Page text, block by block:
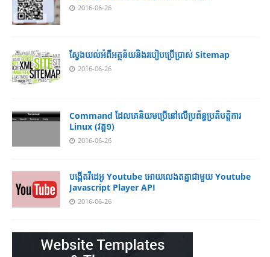
2016-06-26
ស្វែង​យល់​​អំពី​អត្ថន័យ​​និង​របៀប​​ប្រើ​ប្រាស់​ Sitemap
2016-06-26
Command ដែល​​គេ​​និយម​​ប្រើ​​នៅ​លើ​​ប្រព័ន្ធ​​ប្រតិបត្តិការ​
Linux (វគ្គ១)
2016-06-26
បង្កើតវីដេអូ Youtube អោយ​លេងតគ្នាជាមួយ Youtube
Javascript Player API
2016-06-26